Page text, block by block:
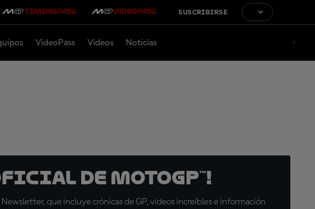
SUSCRIBIRSE
VideoPass Vídeos Noticias
de MotoGP™!
que incluye crónicas de GP, vídeos increíbles e información